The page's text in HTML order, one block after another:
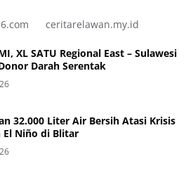
ceritarelawan.my.id
XL SATU Regional East – Sulawesi
Darah Serentak
32.000 Liter Air Bersih Atasi Krisis
El Niño di Blitar